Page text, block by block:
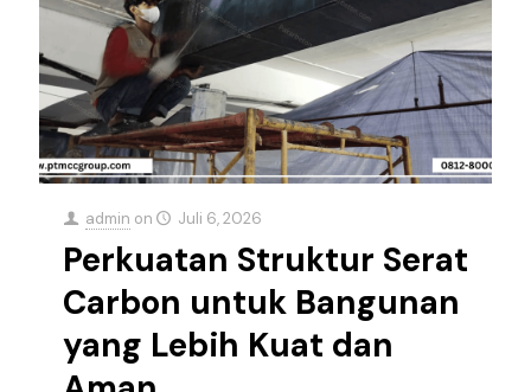
admin on Juli 6, 2026
Perkuatan Struktur Serat
Carbon untuk Bangunan
yang Lebih Kuat dan